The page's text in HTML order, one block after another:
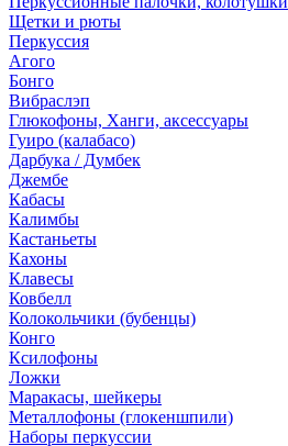
Щетки и рюты
Перкуссия
Агого
Бонго
Вибраслэп
Глюкофоны, Ханги, аксессуары
Гуиро (калабасо)
Дарбука / Думбек
Джембе
Кабасы
Калимбы
Кастаньеты
Кахоны
Клавесы
Ковбелл
Колокольчики (бубенцы)
Конго
Ксилофоны
Ложки
Маракасы, шейкеры
Металлофоны (глокеншпили)
Наборы перкуссии